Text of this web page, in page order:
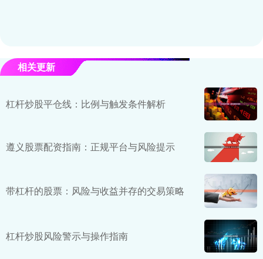
相关更新
杠杆炒股平仓线：比例与触发条件解析
遵义股票配资指南：正规平台与风险提示
带杠杆的股票：风险与收益并存的交易策略
杠杆炒股风险警示与操作指南